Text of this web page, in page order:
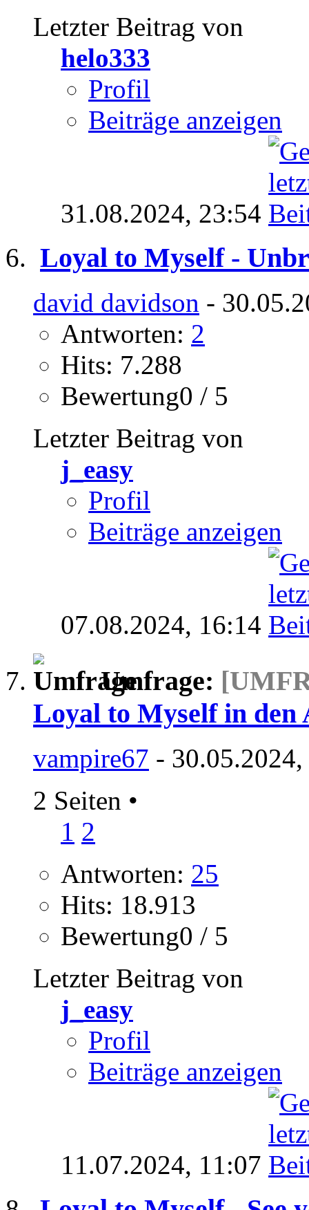
Letzter Beitrag von
helo333
Profil
Beiträge anzeigen
31.08.2024, 23:54
Loyal to Myself -
david davidson -
Antworten: 2
Hits: 7.288
Bewertung0 / 5
Letzter Beitrag von
j_easy
Profil
Beiträge anzeigen
07.08.2024, 16:14
Umfrage:
Loyal to Myself in den
vampire67 -
2 Seiten •
1 2
Antworten: 25
Hits: 18.913
Bewertung0 / 5
Letzter Beitrag von
j_easy
Profil
Beiträge anzeigen
11.07.2024, 11:07